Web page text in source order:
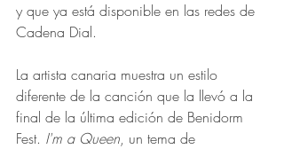
y que ya está disponible en las redes de
Cadena Dial.
La artista canaria muestra un estilo
diferente de la canción que la llevó a la
final de la última edición de Benidorm
Fest. I'm a Queen, un tema de